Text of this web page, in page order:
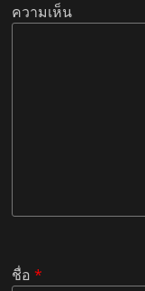
ความเห็น
ชื่อ*